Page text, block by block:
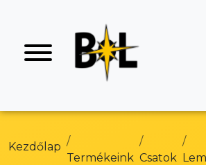
Kezdőlap
Termékeink Csatok